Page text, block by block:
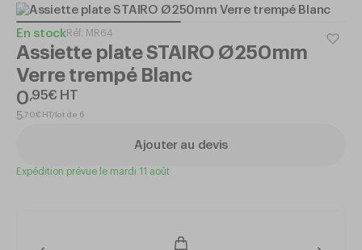
En stockRéf. MR64
Assiette plate STAIRO Ø250mm
Verre trempé Blanc
0,95€ HT
5, 70€ HT/lot de 6
Ajouter au devis
Expédition prévue le mardi 11 août